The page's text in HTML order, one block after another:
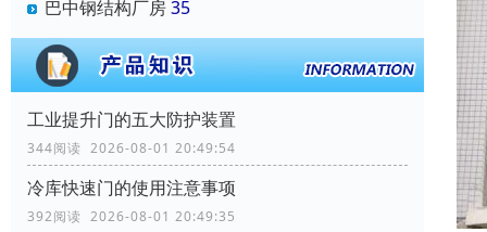
巴中钢结构厂房35
工业提升门的五大防护装置
344阅读 2026-08-01 20:49:54
冷库快速门的使用注意事项
392阅读 2026-08-01 20:49:35